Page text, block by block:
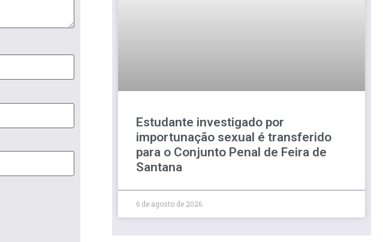
Estudante investigado por
importunação sexual é transferido
para o Conjunto Penal de Feira de
Santana
6 de agosto de 2026